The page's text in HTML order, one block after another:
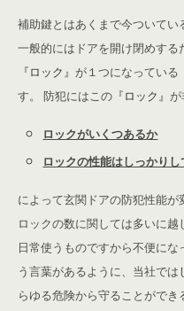
補助鍵とはあくまで今ついてい
一般的にはドアを開け閉めする
『ロック』 が１つになっている
す。 防犯にはこの 『ロック』
ロックがいくつあるか
ロックの性能はしっかり
によって玄関ドアの防犯性能が
ロックの数に関しては多いに
日常使うものですから不便にな
う言葉があるように、当社では
らゆる危険から守ることができ